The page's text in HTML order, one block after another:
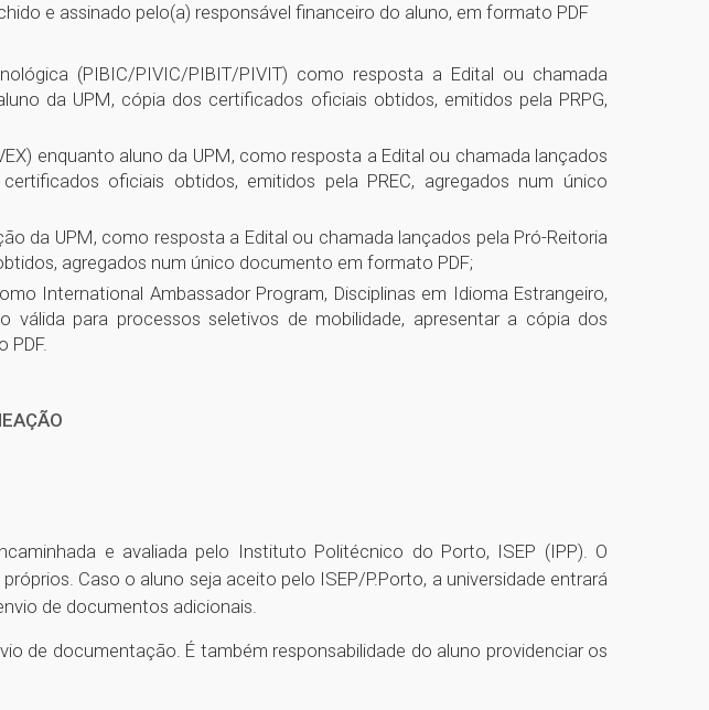
e assinado pelo(a) responsável financeiro do aluno, em formato PDF
(PIBIC/PIVIC/PIBIT/PIVIT) como resposta a Edital ou chamada
da UPM, cópia dos certificados oficiais obtidos, emitidos pela PRPG,
enquanto aluno da UPM, como resposta a Edital ou chamada lançados
oficiais obtidos, emitidos pela PREC, agregados num único
da UPM, como resposta a Edital ou chamada lançados pela Pró-Reitoria
agregados num único documento em formato PDF;
International Ambassador Program, Disciplinas em Idioma Estrangeiro,
válida para processos seletivos de mobilidade, apresentar a cópia dos
PDF.
e avaliada pelo Instituto Politécnico do Porto, ISEP (IPP). O
Caso o aluno seja aceito pelo ISEP/P.Porto, a universidade entrará
de documentos adicionais.
de documentação. É também responsabilidade do aluno providenciar os